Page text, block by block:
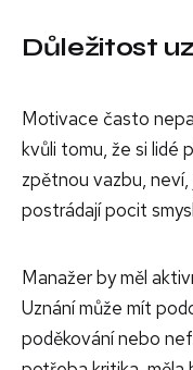
Důležitost
Motivace často
kvůli tomu, že si lidé
zpětnou vazbu, neví,
postrádají pocit
Manažer by měl
Uznání může mít
poděkování nebo